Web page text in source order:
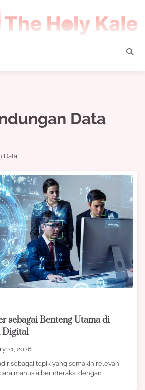
Data
Data
sebagai Benteng Utama di
Digital
21, 2026
sebagai topik yang semakin relevan
manusia berinteraksi dengan